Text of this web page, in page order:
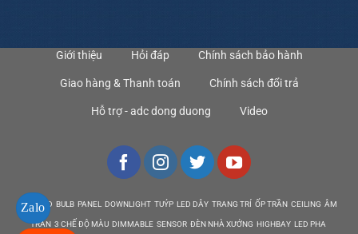
Giới thiệu Hỏi đáp Chính sách bảo hành
Giao hàng & Thanh toán Chính sách đổi trả
Hỗ trợ - adc dong duong Video
DEN LED BULB PANEL DOWNLIGHT TUÝP LED DÂY TRANG TRÍ ỐP TRẦN CEILING ÂM
TRẦN 3 CHẾ ĐỘ MÀU DIMMABLE SENSOR ĐÈN NHÀ XƯỞNG HIGHBAY LED PHA
Zalo